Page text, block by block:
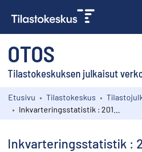
OTOS
Tilastokeskuksen julkaisut
Kokoelmat
Etusivu Tilastokeskus
Inkvarteringsstatistik :